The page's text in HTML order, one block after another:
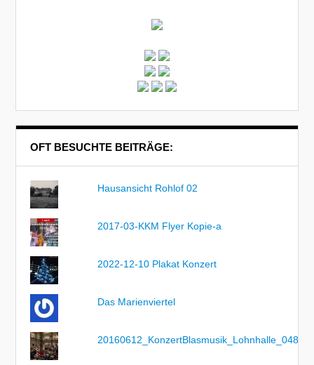
OFT BESUCHTE BEITRÄGE:
Hausansicht Rohlof 02
2017-03-KKM Flyer Kopie-a
2022-12-10 Plakat Konzert
Das Marienviertel
20160612_KonzertBlasmusik_Lohnhalle_048